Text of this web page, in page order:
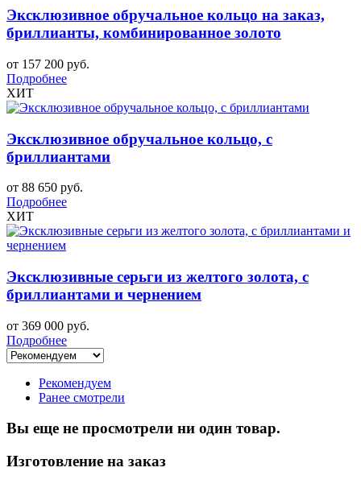
Эксклюзивное обручальное кольцо на заказ,
бриллианты, комбинированное золото
от 157 200 руб.
Подробнее
ХИТ
Эксклюзивное обручальное кольцо, с
бриллиантами
от 88 650 руб.
Подробнее
ХИТ
Эксклюзивные серьги из желтого золота, с
бриллиантами и чернением
от 369 000 руб.
Подробнее
Рекомендуем
Ранее смотрели
Вы еще не просмотрели ни один товар.
Изготовление на заказ